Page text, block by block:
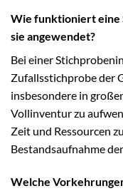
Wie funktioniert eine
sie angewendet?
Bei einer
Zufallsstichprobe der
insbesondere in
Vollinventur zu
Zeit und Ressourcen
Bestandsaufnahme
Welche